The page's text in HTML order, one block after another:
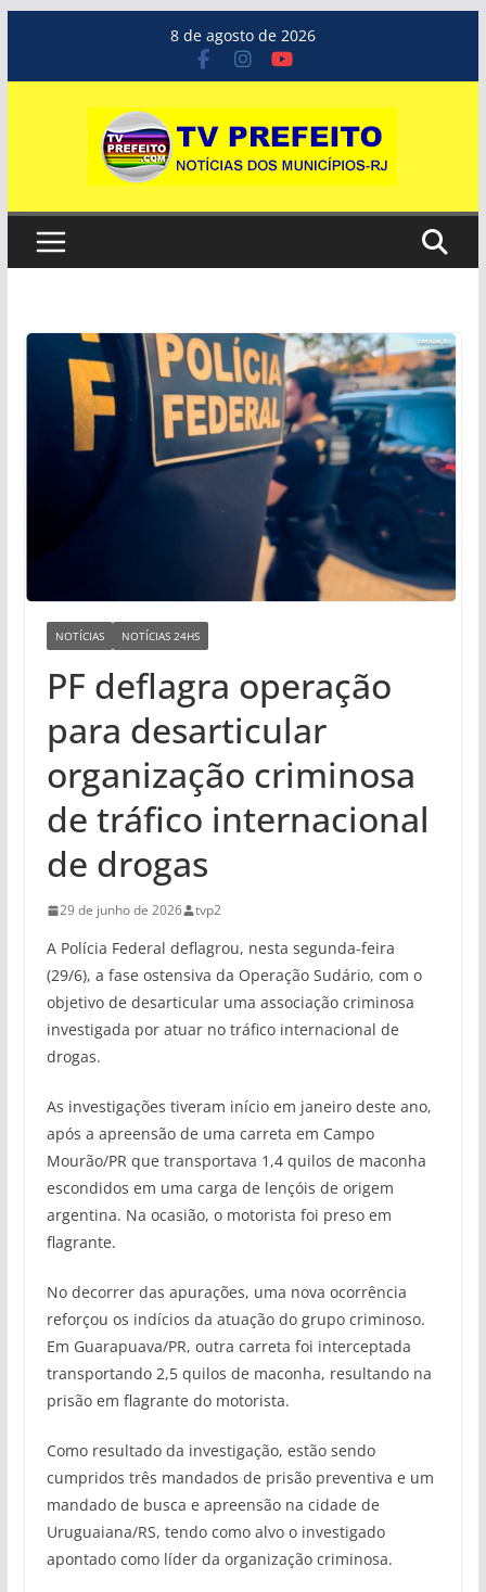
o
8 de agosto de 2026
NOTÍCIAS NOTÍCIAS 24HS
PF deflagra operação
para desarticular
organização criminosa
de tráfico internacional
de drogas
29 de junho de 2026 tvp2
A Polícia Federal deflagrou, nesta segunda-feira
(29/6), a fase ostensiva da Operação Sudário, com o
objetivo de desarticular uma associação criminosa
investigada por atuar no tráfico internacional de
drogas.
As investigações tiveram início em janeiro deste ano,
após a apreensão de uma carreta em Campo
Mourão/PR que transportava 1,4 quilos de maconha
escondidos em uma carga de lençóis de origem
argentina. Na ocasião, o motorista foi preso em
flagrante.
No decorrer das apurações, uma nova ocorrência
reforçou os indícios da atuação do grupo criminoso.
Em Guarapuava/PR, outra carreta foi interceptada
transportando 2,5 quilos de maconha, resultando na
prisão em flagrante do motorista.
Como resultado da investigação, estão sendo
cumpridos três mandados de prisão preventiva e um
mandado de busca e apreensão na cidade de
Uruguaiana/RS, tendo como alvo o investigado
apontado como líder da organização criminosa.